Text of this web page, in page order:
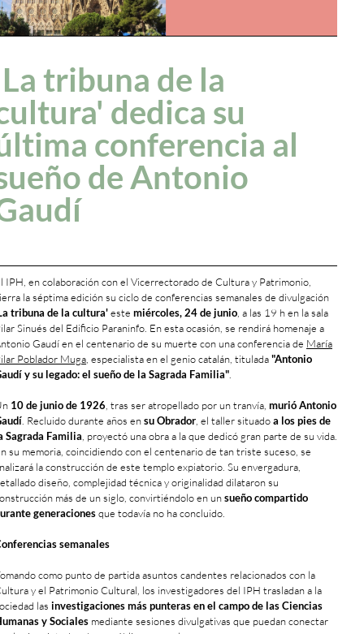
tribuna de la
dedica su
conferencia al
de Antonio
IPH, en colaboración con el Vicerrectorado de Cultura y Patrimonio,
la séptima edición su ciclo de conferencias semanales de divulgación
tribuna de la cultura'este miércoles, 24 de junio , a las 19 h en la sala
Sinués del Edificio Paraninfo. En esta ocasión, se rendirá homenaje a
Gaudí en el centenario de su muerte con una conferencia de María
Poblador Muga , especialista en el genio catalán, titulada"Antonio
y su legado: el sueño de la Sagrada Familia"
10 de junio de 1926 , tras ser atropellado por un tranvía, murió Antonio
. Recluido durante años ensu Obrador , el taller situadoa los pies de
Sagrada Familia , proyectó una obra a la que dedicó gran parte de su vida.
su memoria, coincidiendo con el centenario de tan triste suceso, se
la construcción de este templo expiatorio. Su envergadura,
diseño, complejidad técnica y originalidad dilataron su
más de un siglo, convirtiéndolo en unsueño compartido
generacionesque todavía no ha concluido.
semanales
como punto de partida asuntos candentes relacionados con la
y el Patrimonio Cultural, los investigadores del IPH trasladan a la
las investigaciones más punteras en el campo de las Ciencias
y Sociales mediante sesiones divulgativas que puedan conectar